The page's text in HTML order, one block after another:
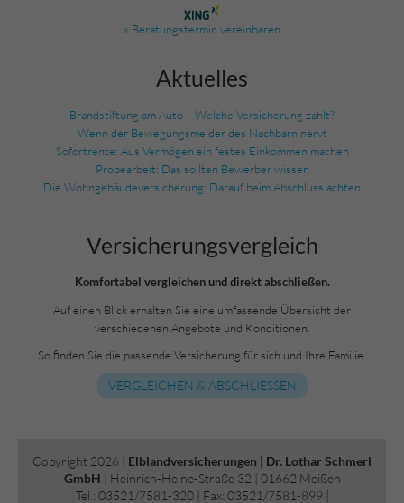
» Beratungstermin vereinbaren
Aktuelles
Brandstiftung am Auto – Welche Versicherung zahlt?
Wenn der Bewegungsmelder des Nachbarn nervt
Sofortrente: Aus Vermögen ein festes Einkommen machen
Probearbeit: Das sollten Bewerber wissen
Die Wohngebäudeversicherung: Darauf beim Abschluss achten
Versicherungs­vergleich
Komfortabel vergleichen und direkt abschließen.
Auf einen Blick erhalten Sie eine umfassende Übersicht der
verschiedenen Angebote und Konditionen.
So finden Sie die passende Versicherung für sich und Ihre Familie.
VERGLEICHEN & ABSCHLIESSEN
Copyright 2026 | Elblandversicherungen | Dr. Lothar Schmerl
GmbH | Heinrich-Heine-Straße 32 | 01662 Meißen
Tel.: 03521/7581-320 | Fax: 03521/7581-899 |